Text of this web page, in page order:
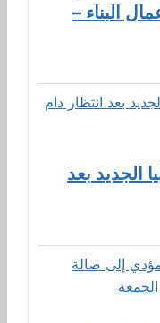
البناء –
الجديد بعد